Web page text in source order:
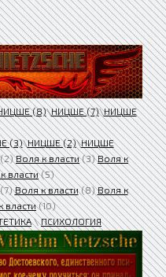
(8)\НИЦШЕ (7)\НИЦШЕ
(3)\НИЦШЕ (2)\НИЦШЕ
Воля к власти(3)Воля к
власти(5)
Воля к власти(8)Воля к
власти(10)
\ПСИХОЛОГИЯ